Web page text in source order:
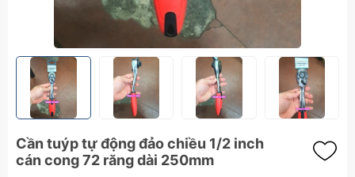
Cần tuýp tự động đảo chiều 1/2 inch
cán cong 72 răng dài 250mm